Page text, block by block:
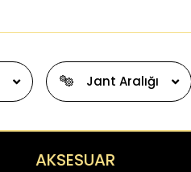
Jant Aralığı
AKSESUAR